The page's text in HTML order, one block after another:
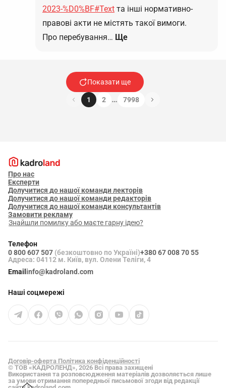
2023-%D0%BF#Text та інші нормативно-
правові акти не містять такої вимоги.
Про перебування… Ще
Показати ще
1 2 … 7998
Про нас
Експерти
Долучитися до нашої команди лекторів
Долучитися до нашої команди редакторів
Долучитися до нашої команди консультантів
Замовити рекламу
Знайшли помилку або маєте гарну ідею?
Телефон
0 800 607 507 (безкоштовно по Україні)+380 67 008 70 55
Адреса: 04112 м. Київ, вул. Олени Теліги, 4
Email info@kadroland.com
Наші соцмережі
Договір-оферта Політика конфіденційності
© ТОВ «КАДРОЛЕНД», 2026 Всі права захищені
Використання та розповсюдження матеріалів дозволяється лише
за умови отримання попередньої письмової згоди від редакції